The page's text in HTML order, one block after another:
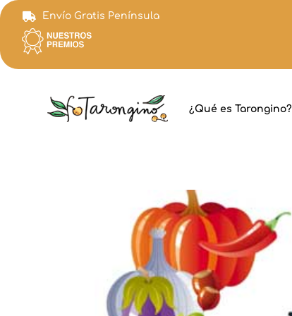
 Envío Gratis Península
¿Qué es Tarongino?